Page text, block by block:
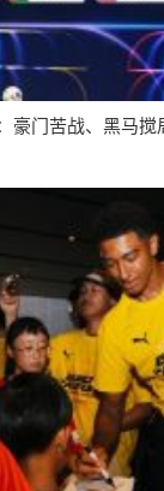
豪门苦战、黑马搅